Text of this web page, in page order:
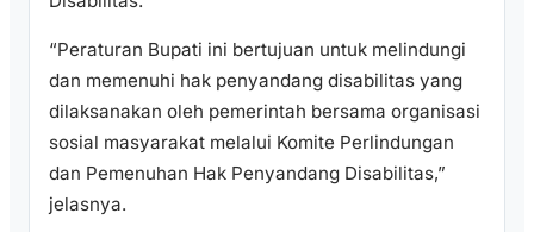
“Peraturan Bupati ini bertujuan untuk melindungi
dan memenuhi hak penyandang disabilitas yang
dilaksanakan oleh pemerintah bersama organisasi
sosial masyarakat melalui Komite Perlindungan
dan Pemenuhan Hak Penyandang Disabilitas,”
jelasnya.